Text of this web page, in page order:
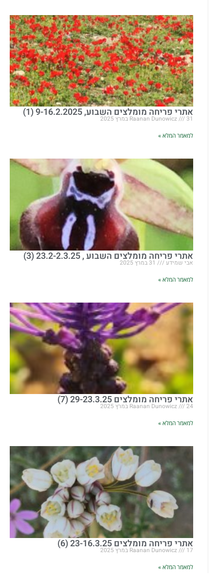
אתרי פריחה מומלצים השבוע, 9-16.2.2025 (1)
Raanan Dunowicz 31 במרץ 2025
למאמר המלא »
אתרי פריחה מומלצים השבוע , 23.2-2.3.25 (3)
אבי שמידע
למאמר המלא »
אתרי פריחה מומלצים 29-23.3.25 (7)
Raanan Dunowicz 24 במרץ 2025
למאמר המלא »
אתרי פריחה מומלצים 23-16.3.25 (6)
Raanan Dunowicz 17 במרץ 2025
למאמר המלא »